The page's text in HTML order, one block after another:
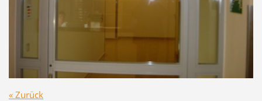
« Zurück